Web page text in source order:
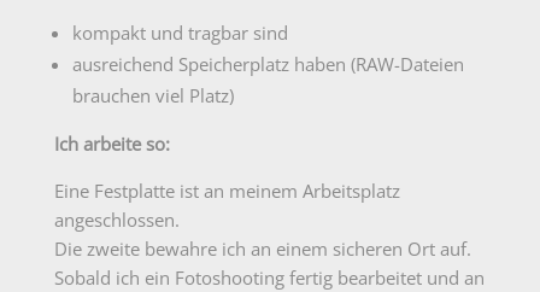
kompakt und tragbar sind
ausreichend Speicherplatz haben (RAW-Dateien
brauchen viel Platz)
Ich arbeite so:
Eine Festplatte ist an meinem Arbeitsplatz
angeschlossen.
Die zweite bewahre ich an einem sicheren Ort auf.
Sobald ich ein Fotoshooting fertig bearbeitet und an